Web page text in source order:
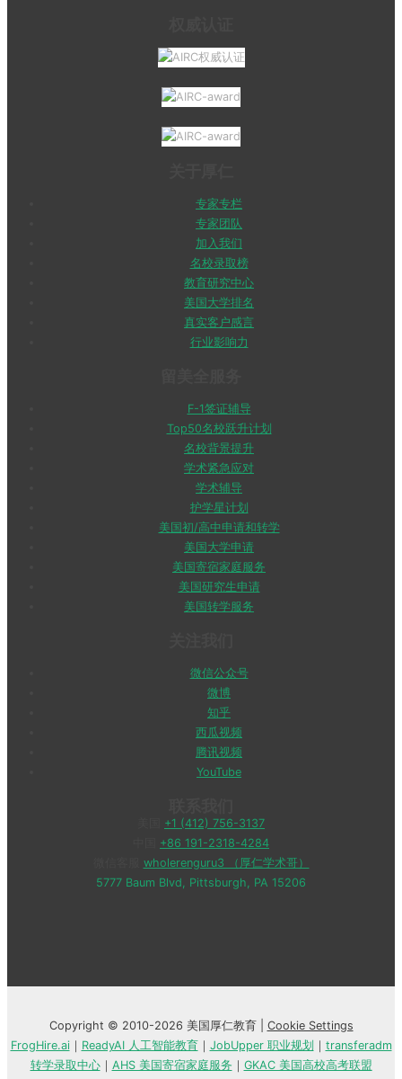
专家专栏
专家团队
加入我们
名校录取榜
教育研究中心
美国大学排名
真实客户感言
行业影响力
F-1签证辅导
Top50名校跃升计划
名校背景提升
学术紧急应对
学术辅导
护学星计划
美国初/高中申请和转学
美国大学申请
美国寄宿家庭服务
美国研究生申请
美国转学服务
微信公众号
微博
知乎
西瓜视频
腾讯视频
YouTube
+1 (412) 756-3137
+86 191-2318-4284
wholerenguru3 （厚仁学术哥）
5777 Baum Blvd, Pittsburgh, PA 15206
Copyright © 2010-2026 美国厚仁教育 | Cookie Settings
FrogHire.ai｜ ReadyAI 人工智能教育｜ JobUpper 职业规划 ｜ transferadm
转学录取中心｜ AHS 美国寄宿家庭服务 ｜ GKAC 美国高校高考联盟